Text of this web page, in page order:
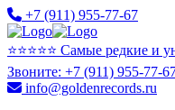
+7 (911) 955-77-67
⭐️⭐️⭐️⭐️⭐️ Самые редкие
Звоните: +7 (911) 955-77-
info@goldenrecords.ru